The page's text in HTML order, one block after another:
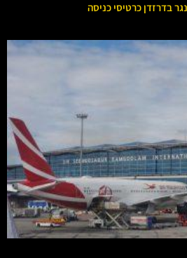
בדרזדן כרטיסי כניסה